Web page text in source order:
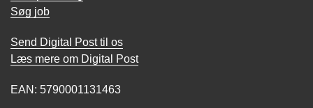
Søg job
Send Digital Post til os
Læs mere om Digital Post
EAN: 5790001131463